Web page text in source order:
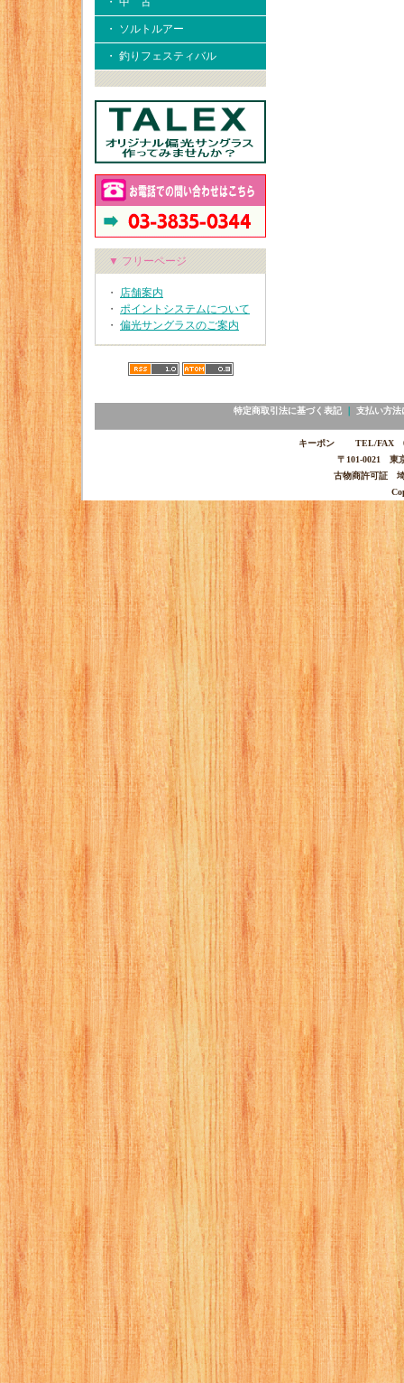
・ ソルトルアー
・ 釣りフェスティバル
▼ フリーページ
・ 店舗案内
・ ポイントシステムについて
・ 偏光サングラスのご案内
特定商取引法に基づく表記｜ 支払い方法
キーポン TEL/FAX
〒101-0021 東
古物商許可証